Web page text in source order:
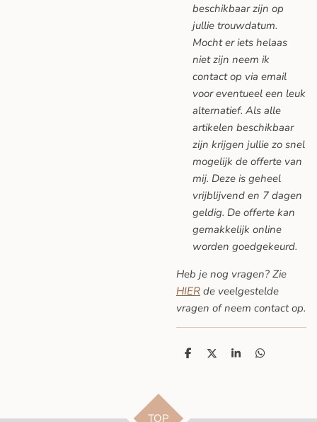
beschikbaar zijn op
jullie trouwdatum.
Mocht er iets helaas
niet zijn neem ik
contact op via email
voor eventueel een leuk
alternatief. Als alle
artikelen beschikbaar
zijn krijgen jullie zo snel
mogelijk de offerte van
mij. Deze is geheel
vrijblijvend en 7 dagen
geldig. De offerte kan
gemakkelijk online
worden goedgekeurd.
Heb je nog vragen? Zie
HIER de veelgestelde
vragen of neem contact op.
D
D
S
D
TOP